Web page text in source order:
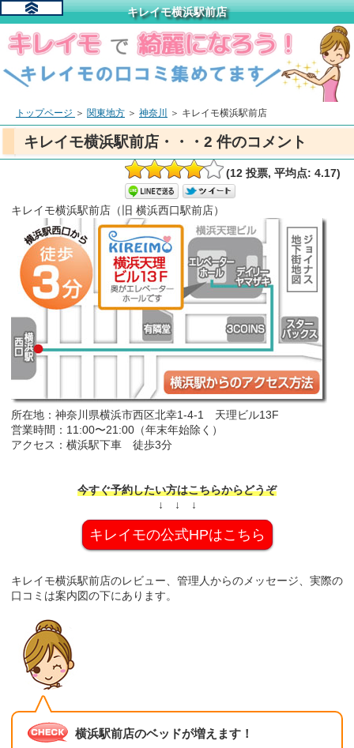
キレイモ横浜駅前店
トップページ ＞ 関東地方 ＞ 神奈川 ＞ キレイモ横浜駅前店
キレイモ横浜駅前店・・・2 件のコメント
(12 投票, 平均点: 4.17)
キレイモ横浜駅前店（旧 横浜西口駅前店）
所在地：神奈川県横浜市西区北幸1-4-1 天理ビル13F
営業時間：11:00〜21:00（年末年始除く）
アクセス：横浜駅下車 徒歩3分
今すぐ予約したい方はこちらからどうぞ
↓ ↓ ↓
キレイモの公式HPはこちら
キレイモ横浜駅前店のレビュー、管理人からのメッセージ、実際の
口コミは案内図の下にあります。
横浜駅前店のベッドが増えます！